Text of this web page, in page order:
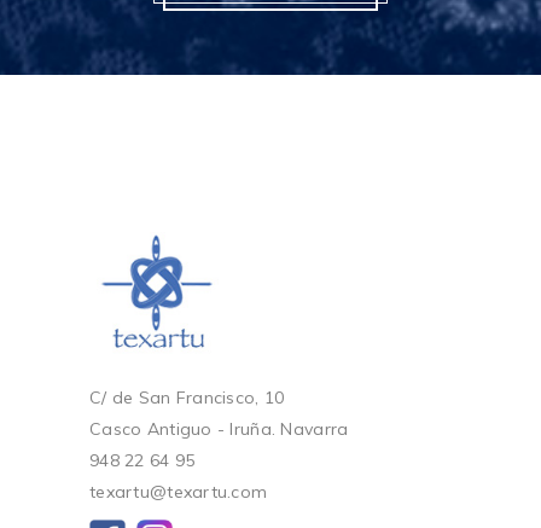
C/ de San Francisco, 10
Casco Antiguo - Iruña. Navarra
948 22 64 95
texartu@texartu.com